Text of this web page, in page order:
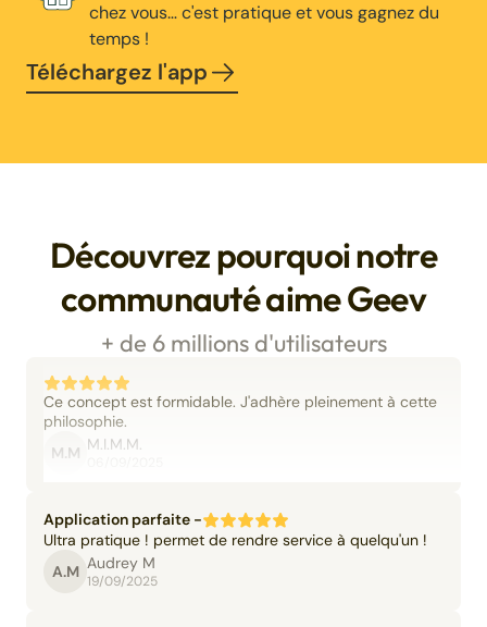
chez vous… c'est pratique et vous gagnez du
temps !
Téléchargez l'app
Découvrez pourquoi notre
communauté aime Geev
+ de 6 millions d'utilisateurs
Ce concept est formidable. J'adhère pleinement à cette
philosophie.
M.M M.I.M.M.
Application parfaite -
Ultra pratique ! permet de rendre service à quelqu'un !
A.M Audrey M
19/09/2025